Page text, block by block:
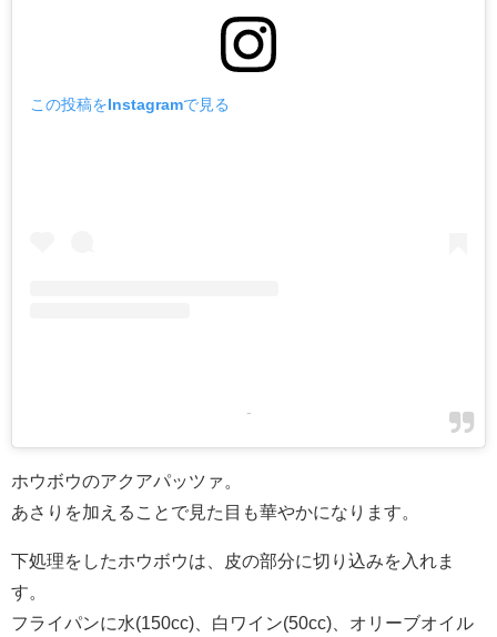
この投稿をInstagramで見る
-
ホウボウのアクアパッツァ。
あさりを加えることで見た目も華やかになります。
下処理をしたホウボウは、皮の部分に切り込みを入れま
す。
フライパンに水(150cc)、白ワイン(50cc)、オリーブオイル